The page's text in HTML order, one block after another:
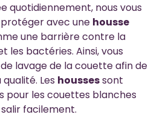
quotidiennement, nous vous
avec une housse
une barrière contre la
les bactéries. Ainsi, vous
lavage de la couette afin de
Les houssessont
pour les couettes blanches
facilement.